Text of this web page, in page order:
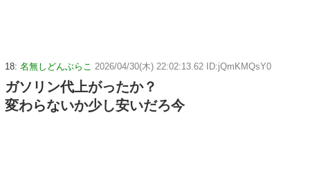
18: 名無しどんぶらこ 2026/04/30(木) 22:02:13.62 ID:jQmKMQsY0
ガソリン代上がったか？
変わらないか少し安いだろ今